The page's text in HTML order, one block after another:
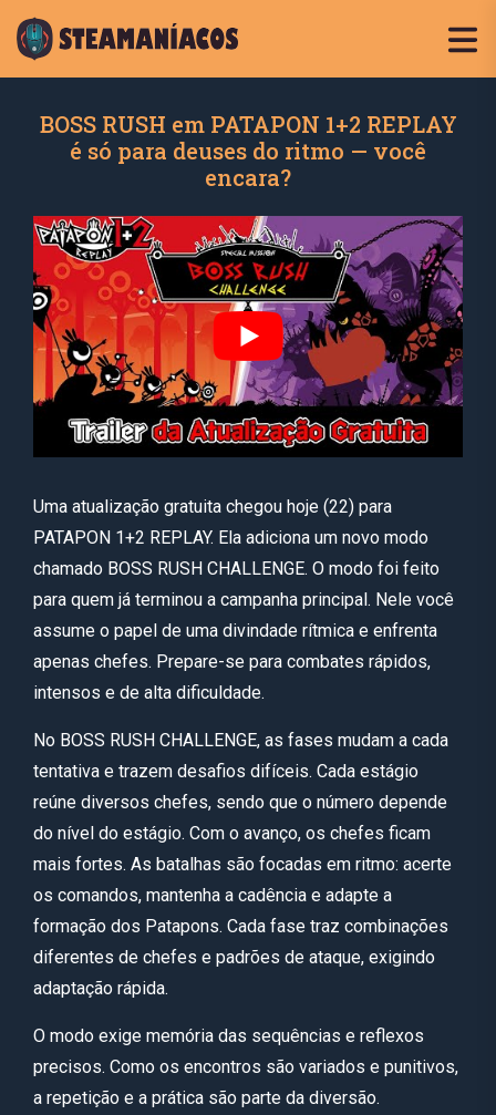
BOSS RUSH em PATAPON 1+2 REPLAY
é só para deuses do ritmo — você
encara?
Uma atualização gratuita chegou hoje (22) para
PATAPON 1+2 REPLAY. Ela adiciona um novo modo
chamado BOSS RUSH CHALLENGE. O modo foi feito
para quem já terminou a campanha principal. Nele você
assume o papel de uma divindade rítmica e enfrenta
apenas chefes. Prepare-se para combates rápidos,
intensos e de alta dificuldade.
No BOSS RUSH CHALLENGE, as fases mudam a cada
tentativa e trazem desafios difíceis. Cada estágio
reúne diversos chefes, sendo que o número depende
do nível do estágio. Com o avanço, os chefes ficam
mais fortes. As batalhas são focadas em ritmo: acerte
os comandos, mantenha a cadência e adapte a
formação dos Patapons. Cada fase traz combinações
diferentes de chefes e padrões de ataque, exigindo
adaptação rápida.
O modo exige memória das sequências e reflexos
precisos. Como os encontros são variados e punitivos,
a repetição e a prática são parte da diversão.